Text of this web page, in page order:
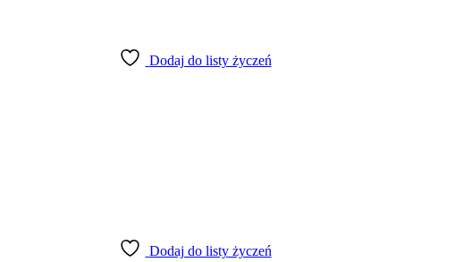
Dodaj do listy życzeń
Dodaj do listy życzeń